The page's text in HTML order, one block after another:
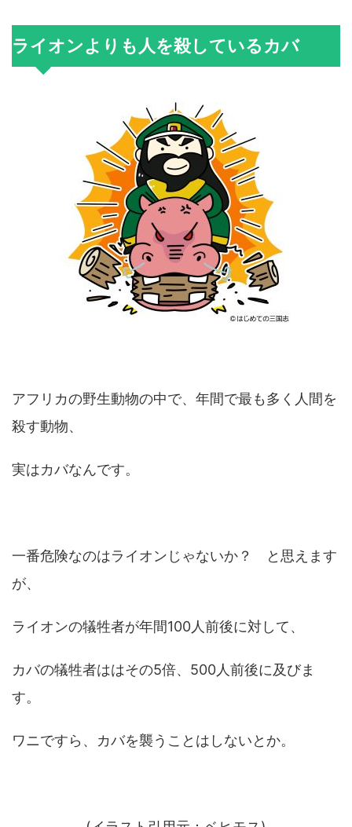
ライオンよりも人を殺しているカバ
アフリカの野生動物の中で、年間で最も多く人間を
殺す動物、
実はカバなんです。
一番危険なのはライオンじゃないか？ と思えます
が、
ライオンの犠牲者が年間100人前後に対して、
カバの犠牲者ははその5倍、500人前後に及びま
す。
ワニですら、カバを襲うことはしないとか。